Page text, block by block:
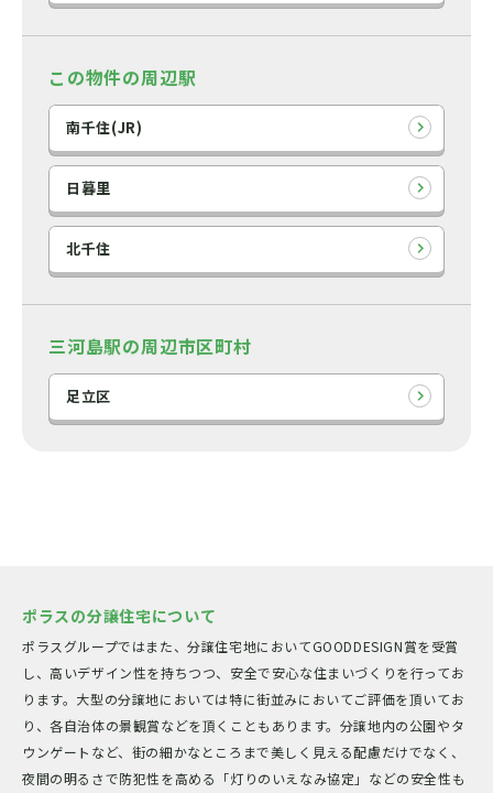
この物件の周辺駅
南千住(JR)
日暮里
北千住
三河島駅の周辺市区町村
足立区
ポラスの分譲住宅について
ポラスグループではまた、分譲住宅地においてGOODDESIGN賞を受賞
し、高いデザイン性を持ちつつ、安全で安心な住まいづくりを行ってお
ります。大型の分譲地においては特に街並みにおいてご評価を頂いてお
り、各自治体の景観賞などを頂くこともあります。分譲地内の公園やタ
ウンゲートなど、街の細かなところまで美しく見える配慮だけでなく、
夜間の明るさで防犯性を高める「灯りのいえなみ協定」などの安全性も